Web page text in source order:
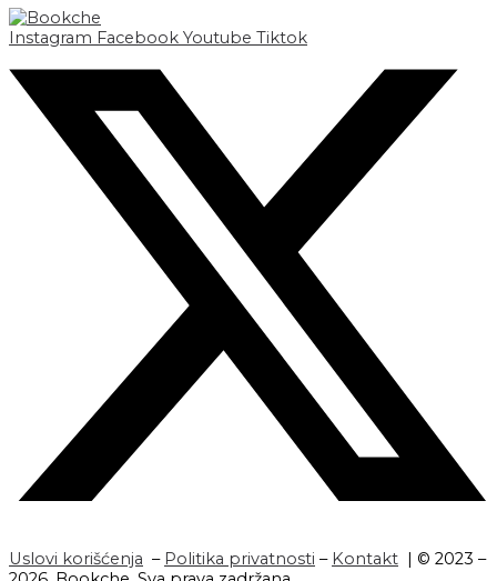
Instagram Facebook Youtube Tiktok
Uslovi korišćenja – Politika privatnosti – Kontakt | © 2023 –